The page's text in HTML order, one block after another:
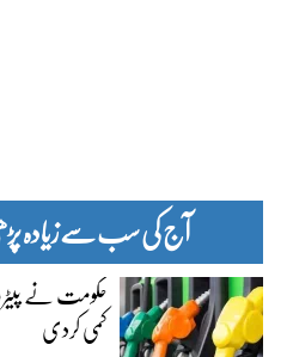
آج کی سب سے زیادہ
حکومت نے
کمی کردی